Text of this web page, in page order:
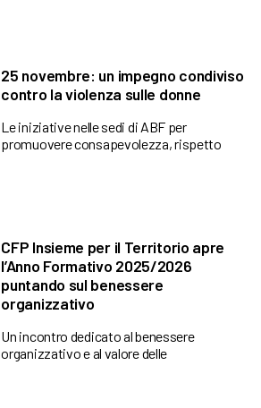
25 novembre: un impegno condiviso
contro la violenza sulle donne
Le iniziative nelle sedi di ABF per
promuovere consapevolezza, rispetto
CFP Insieme per il Territorio apre
l’Anno Formativo 2025/2026
puntando sul benessere
organizzativo
Un incontro dedicato al benessere
organizzativo e al valore delle